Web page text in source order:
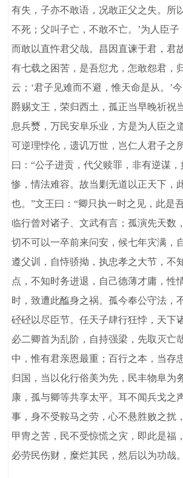
有失，子亦不敢语，况敢正父之失。所
不死；父叫子亡，不敢不亡。’为人臣子
而敢以直忤君父哉。昌因直谏于君，君
有七载之困苦，是吾愆尤，怎敢怨君，
云；‘君子见难而不避，惟天命是从。’
爵赐文王，荣归西土，孤正当早晚祈祝
息兵燹，万民安阜乐业，方是为人臣之
可逆理悖伦，遗讥万世，岂仁人君子之
曰：“公子进贡，代父赎罪，非有逆谋
惨，情法难容。故当剿无道以正天下，
也。”文王曰：“卿只执一时之见，此是
临行曾对诸子、文武有言；孤演先天数
切不可以一卒前来问安，候七年灾满，
遵父训，自恃骄拗，执忠孝之大节，不
点，不知时务进退，自己德薄才庸，性
时，致遭此醢身之祸。孤今奉公守法，
硁硁以尽臣节。任天子肆行狂悖，天下
必二卿首为乱阶，自持强梁，先取灭亡
中，惟有君亲恩最重；百行之本，当存
归国，当以化行俗美为先，民丰物阜为
康，孤与卿等共享太平。耳不闻兵戈之
事，身不受鞍马之劳，心不悬胜败之扰
甲冑之苦，民不受惊慌之灾，即此是福
必劳民伤财，糜烂其民，然后以为功哉